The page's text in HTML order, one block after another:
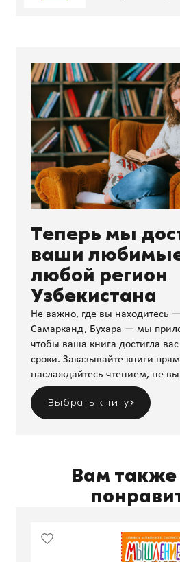
Теперь мы
ваши любимые
любой регион
Узбекистана
Не важно, где вы находитесь
Самарканд, Бухара — мы
чтобы ваша книга достигла
сроки. Заказывайте книги
наслаждайтесь чтением, не
Выбрать книгу
Вам также